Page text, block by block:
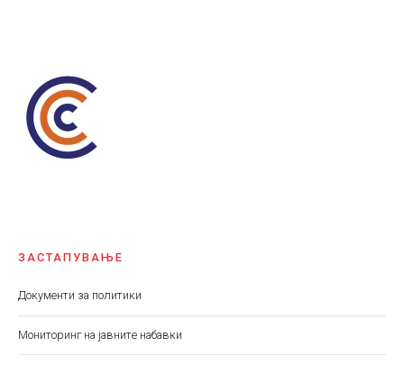
ЗАСТАПУВАЊЕ
Документи за политики
Мониторинг на јавните набавки